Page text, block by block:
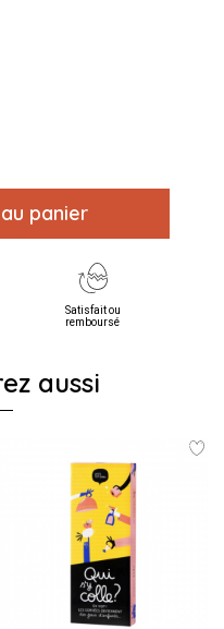
panier
Satisfait ou
remboursé
aussi